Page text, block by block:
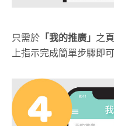
只需於 「我的推廣」 之
上指示完成簡單步驟即